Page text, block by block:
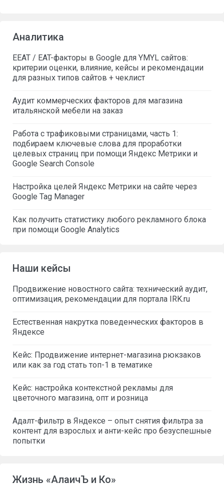
Аналитика
EEAT / EAT-факторы в Google для YMYL сайтов:
критерии оценки, влияние, кейсы и рекомендации
для разных типов сайтов + чеклист
Аудит коммерческих факторов для магазина
итальянской мебели на заказ
Работа с трафиковыми страницами, часть 1:
подбираем ключевые слова для проработки
целевых страниц при помощи Яндекс Метрики и
Google Search Console
Настройка целей Яндекс Метрики на сайте через
Google Tag Manager
Как получить статистику любого рекламного блока
при помощи Google Analytics
Наши кейсы
Продвижение новостного сайта: технический аудит,
оптимизация, рекомендации для портала IRK.ru
Естественная накрутка поведенческих факторов в
Яндексе
Кейс: Продвижение интернет-магазина рюкзаков
или как за год стать топ-1 в тематике
Кейс: настройка контекстной рекламы для
цветочного магазина, опт и розница
Адалт-фильтр в Яндексе – опыт снятия фильтра за
контент для взрослых и анти-кейс про безуспешные
попытки
Жизнь «АлаичЪ и Ко»